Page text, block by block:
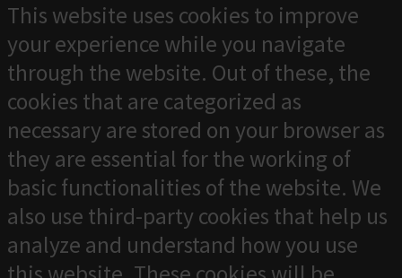
This website uses cookies to improve
your experience while you navigate
through the website. Out of these, the
cookies that are categorized as
necessary are stored on your browser as
they are essential for the working of
basic functionalities of the website. We
also use third-party cookies that help us
analyze and understand how you use